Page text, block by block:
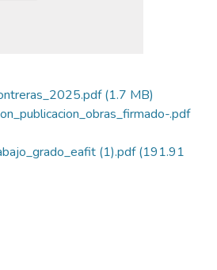
(1.7 MB)
.pdf
(1).pdf(191.91